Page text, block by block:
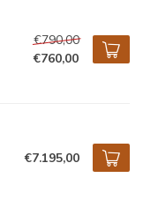
€790,00
€760,00
€7.195,00